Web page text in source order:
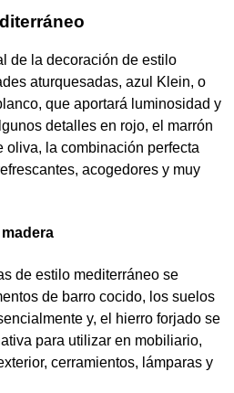
de la decoración de estilo
aturquesadas, azul Klein, o
que aportará luminosidad y
detalles en rojo, el marrón
oliva, la combinación perfecta
acogedores y muy
de estilo mediterráneo se
de barro cocido, los suelos
y, el hierro forjado se
para utilizar en mobiliario,
cerramientos, lámparas y